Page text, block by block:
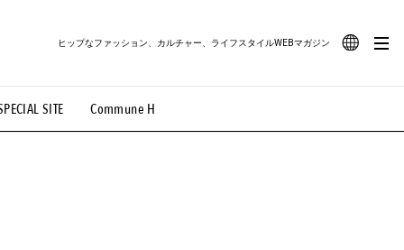
SITE Commune H
ヒップなファッション、カルチャー、ライフスタイルWEBマガジン
地裏てぃーん。 #MONTHLY JOURNAL
#LIFESTYLE #SNEAKER #OUTDOOR